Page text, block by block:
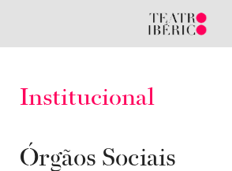
Institucional
Órgãos Sociais